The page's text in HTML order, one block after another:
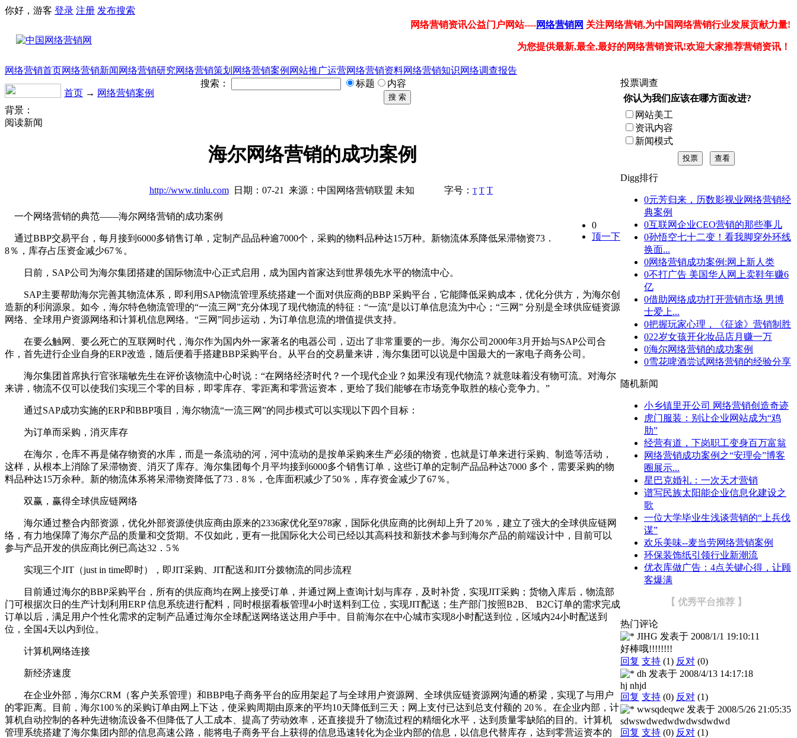
你好，游客 登录 注册 发布搜索
网络营销资讯公益门户网站----网络营销网 关注网络营销,为中国网络营销行业发展贡献力量!
为您提供最新,最全,最好的网络营销资讯!欢迎大家推荐营销资讯！
网络营销首页网络营销新闻 网络营销研究网络营销策划 网络营销案例 网站推广运营网络营销资料网络营销知识网络调查报告
首页 → 网络营销案例
搜索： 标题 内容
搜 索
背景：
阅读新闻
海尔网络营销的成功案例
http://www.tinlu.com日期：07-21 来源：中国网络营销联盟 未知 字号： T T T
0
顶一下
一个网络营销的典范——海尔网络营销的成功案例
通过BBP交易平台，每月接到6000多销售订单，定制产品品种逾7000个，采购的物料品种达15万种。新物流体系降低呆滞物资73．
8％，库存占压资金减少67％。
日前，SAP公司为海尔集团搭建的国际物流中心正式启用，成为国内首家达到世界领先水平的物流中心。
SAP主要帮助海尔完善其物流体系，即利用SAP物流管理系统搭建一个面对供应商的BBP 采购平台，它能降低采购成本，优化分供方，为海尔创
造新的利润源泉。如今，海尔特色物流管理的“一流三网”充分体现了现代物流的特征：“一流”是以订单信息流为中心；“三网” 分别是全球供应链资源
网络、全球用户资源网络和计算机信息网络。“三网”同步运动，为订单信息流的增值提供支持。
在要么触网、要么死亡的互联网时代，海尔作为国内外一家著名的电器公司，迈出了非常重要的一步。海尔公司2000年3月开始与SAP公司合
作，首先进行企业自身的ERP改造，随后便着手搭建BBP采购平台。从平台的交易量来讲，海尔集团可以说是中国最大的一家电子商务公司。
海尔集团首席执行官张瑞敏先生在评价该物流中心时说：“在网络经济时代？一个现代企业？如果没有现代物流？就意味着没有物可流。对海尔
来讲，物流不仅可以使我们实现三个零的目标，即零库存、零距离和零营运资本，更给了我们能够在市场竞争取胜的核心竞争力。”
通过SAP成功实施的ERP和BBP项目，海尔物流“一流三网”的同步模式可以实现以下四个目标：
为订单而采购，消灭库存
在海尔，仓库不再是储存物资的水库，而是一条流动的河，河中流动的是按单采购来生产必须的物资，也就是订单来进行采购、制造等活动，
这样，从根本上消除了呆滞物资、消灭了库存。海尔集团每个月平均接到6000多个销售订单，这些订单的定制产品品种达7000 多个，需要采购的物
料品种达15万余种。新的物流体系将呆滞物资降低了73．8％，仓库面积减少了50％，库存资金减少了67％。
双赢，赢得全球供应链网络
海尔通过整合内部资源，优化外部资源使供应商由原来的2336家优化至978家，国际化供应商的比例却上升了20％，建立了强大的全球供应链网
络，有力地保障了海尔产品的质量和交货期。不仅如此，更有一批国际化大公司已经以其高科技和新技术参与到海尔产品的前端设计中，目前可以
参与产品开发的供应商比例已高达32．5％
实现三个JIT（just in time即时），即JIT采购、JIT配送和JIT分拨物流的同步流程
目前通过海尔的BBP采购平台，所有的供应商均在网上接受订单，并通过网上查询计划与库存，及时补货，实现JIT采购；货物入库后，物流部
门可根据次日的生产计划利用ERP 信息系统进行配料，同时根据看板管理4小时送料到工位，实现JIT配送；生产部门按照B2B、 B2C订单的需求完成
订单以后，满足用户个性化需求的定制产品通过海尔全球配送网络送达用户手中。目前海尔在中心城市实现8小时配送到位，区域内24小时配送到
位，全国4天以内到位。
计算机网络连接
新经济速度
在企业外部，海尔CRM（客户关系管理）和BBP电子商务平台的应用架起了与全球用户资源网、全球供应链资源网沟通的桥梁，实现了与用户
的零距离。目前，海尔100％的采购订单由网上下达，使采购周期由原来的平均10天降低到三天；网上支付已达到总支付额的 20％。在企业内部，计
算机自动控制的各种先进物流设备不但降低了人工成本、提高了劳动效率，还直接提升了物流过程的精细化水平，达到质量零缺陷的目的。计算机
管理系统搭建了海尔集团内部的信息高速公路，能将电子商务平台上获得的信息迅速转化为企业内部的信息，以信息代替库存，达到零营运资本的
投票调查
你认为我们应该在哪方面改进?
网站美工
资讯内容
新闻模式
投票 查看
Digg排行
0元芳归来，历数影视业网络营销经
典案例
0互联网企业CEO营销的那些事儿
0孙悟空七十二变！看我脚穿外环线
换面...
0网络营销成功案例:网上新人类
0不打广告 美国华人网上卖鞋年赚6
亿
0借助网络成功打开营销市场 男博
士爱上...
0把握玩家心理，《征途》营销制胜
022岁女孩开化妆品店月赚一万
0海尔网络营销的成功案例
0雪花啤酒尝试网络营销的经验分享
随机新闻
小乡镇里开公司 网络营销创造奇迹
虎门服装：别让企业网站成为“鸡
肋”
经营有道，下岗职工变身百万富翁
网络营销成功案例之“安理会”博客
圈展示...
星巴克婚礼：一次天才营销
谱写民族太阳能企业信息化建设之
歌
一位大学毕业生浅谈营销的“上兵伐
谋”
欢乐美味--麦当劳网络营销案例
环保装饰纸引领行业新潮流
优衣库做广告：4点关键心得，让顾
客爆满
【 优秀平台推荐 】
热门评论
JIHG 发表于 2008/1/1 19:10:11
好棒哦!!!!!!!!
回复 支持 (1) 反对 (0)
dh 发表于 2008/4/13 14:17:18
hj nhjd
回复 支持 (0) 反对 (1)
wwsqdeqwe 发表于 2008/5/26 21:05:35
sdwswdwedwdwdwsdwdwd
回复 支持 (0) 反对 (1)